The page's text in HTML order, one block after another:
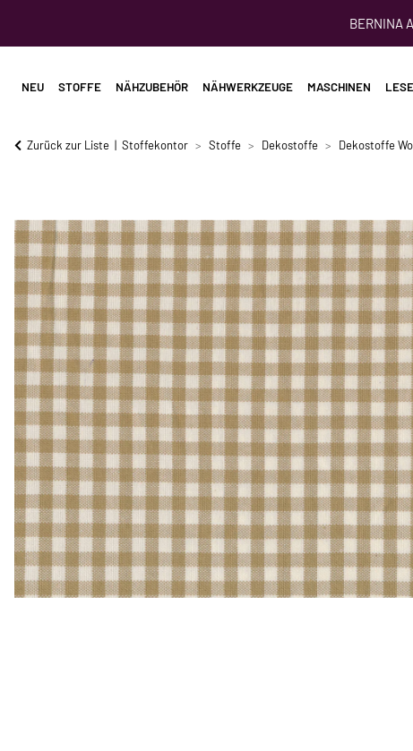
BERNINA
NEU STOFFE NÄHZUBEHÖR NÄHWERKZEUGE MASCHINEN
Zurück zur Liste Stoffekontor Stoffe Dekostoffe Dekostoffe